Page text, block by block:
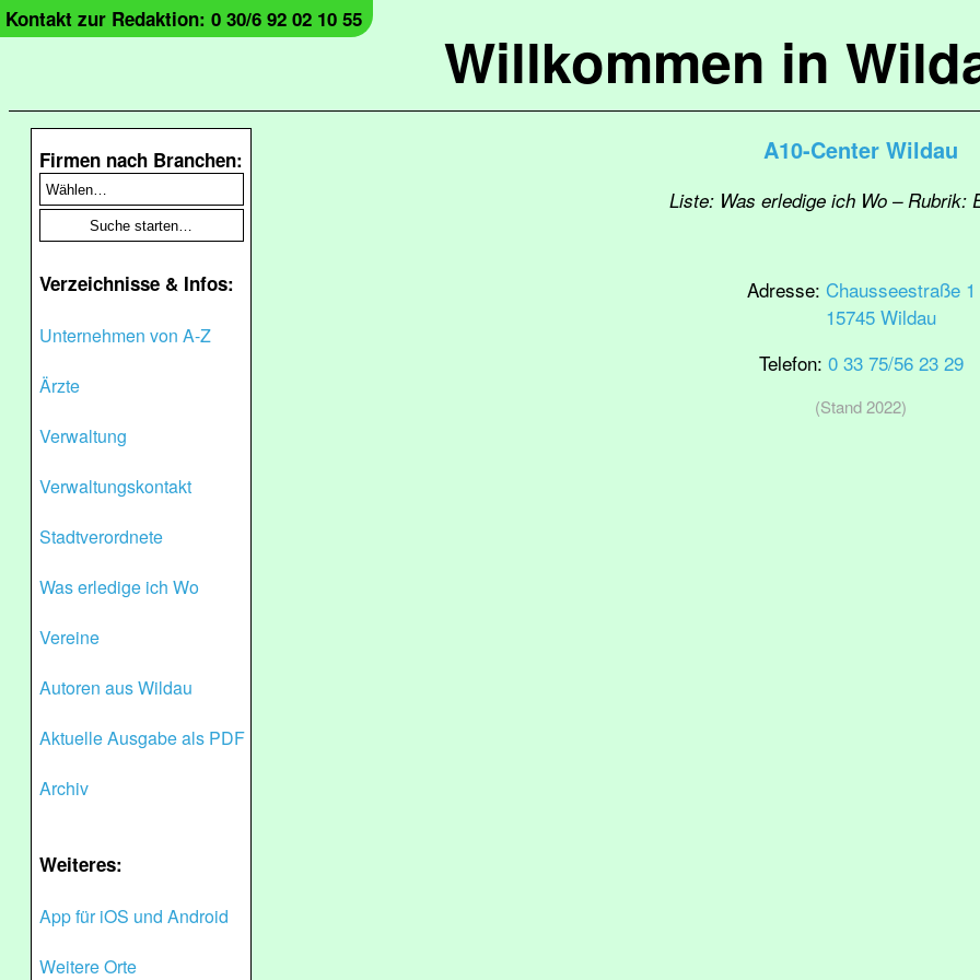
Willkommen in
Kontakt zur Redaktion: 0 30/6 92 02 10 55
Firmen nach Branchen:
Verzeichnisse & Infos:
Unternehmen von A-Z
Ärzte
Verwaltung
Verwaltungskontakt
Stadtverordnete
Was erledige ich Wo
Vereine
Autoren aus Wildau
Aktuelle Ausgabe als PDF
Archiv
Weiteres:
App für iOS und Android
Weitere Orte
A10-Center Wildau
Liste: Was erledige ich Wo – Rubrik:
Adresse: Chausseestraße 1
15745 Wildau
Telefon: 0 33 75/56 23 29
(Stand 2022)